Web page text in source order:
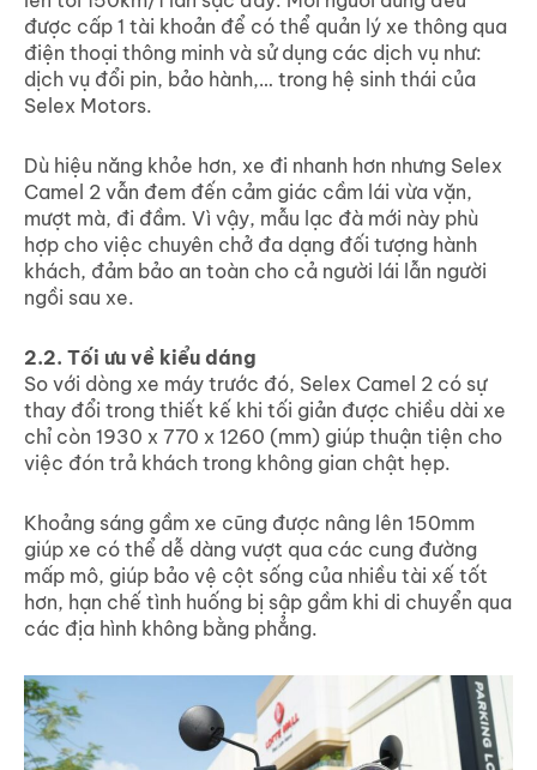
được cấp 1 tài khoản để có thể quản lý xe thông qua
điện thoại thông minh và sử dụng các dịch vụ như:
dịch vụ đổi pin, bảo hành,… trong hệ sinh thái của
Selex Motors.
Dù hiệu năng khỏe hơn, xe đi nhanh hơn nhưng Selex
Camel 2 vẫn đem đến cảm giác cầm lái vừa vặn,
mượt mà, đi đầm. Vì vậy, mẫu lạc đà mới này phù
hợp cho việc chuyên chở đa dạng đối tượng hành
khách, đảm bảo an toàn cho cả người lái lẫn người
ngồi sau xe.
2.2. Tối ưu về kiểu dáng
So với dòng xe máy trước đó, Selex Camel 2 có sự
thay đổi trong thiết kế khi tối giản được chiều dài xe
chỉ còn 1930 x 770 x 1260 (mm) giúp thuận tiện cho
việc đón trả khách trong không gian chật hẹp.
Khoảng sáng gầm xe cũng được nâng lên 150mm
giúp xe có thể dễ dàng vượt qua các cung đường
mấp mô, giúp bảo vệ cột sống của nhiều tài xế tốt
hơn, hạn chế tình huống bị sập gầm khi di chuyển qua
các địa hình không bằng phẳng.